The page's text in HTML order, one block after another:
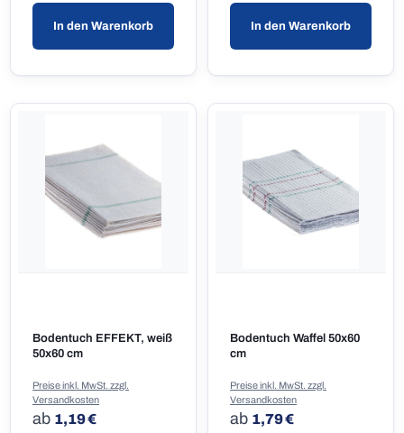
In den Warenkorb In den Warenkorb
Bodentuch EFFEKT, weiß
50x60 cm
Regulärer Preis:
ab 1,19 €
Preise inkl. MwSt. zzgl.
Versandkosten
Bodentuch Waffel 50x60
cm
Regulärer Preis:
ab 1,79 €
Preise inkl. MwSt. zzgl.
Versandkosten